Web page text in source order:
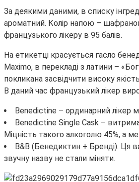
За деякими даними, в списку
ароматний. Колір напою –
французького лікеру в 95 балів.
На етикетці красується гасло
Maximo, в перекладі з латини –
покликана засвідчити високу
В даний час французький лікер
Benedictine – ординарний лікер
Benedictine Single Cask –
Міцність такого алкоголю 45%, а
B&B (Бенедиктин + Бренді). Ця
звучну назву не стали міняти.